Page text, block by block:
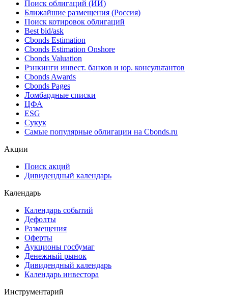
Поиск облигаций (ИИ)
Ближайшие размещения (Россия)
Поиск котировок облигаций
Best bid/ask
Cbonds Estimation
Cbonds Estimation Onshore
Cbonds Valuation
Рэнкинги инвест. банков и юр. консультантов
Cbonds Awards
Cbonds Pages
Ломбардные списки
ЦФА
ESG
Сукук
Самые популярные облигации на Cbonds.ru
Акции
Поиск акций
Дивидендный календарь
Календарь
Календарь событий
Дефолты
Размещения
Оферты
Аукционы госбумаг
Денежный рынок
Дивидендный календарь
Календарь инвестора
Инструментарий